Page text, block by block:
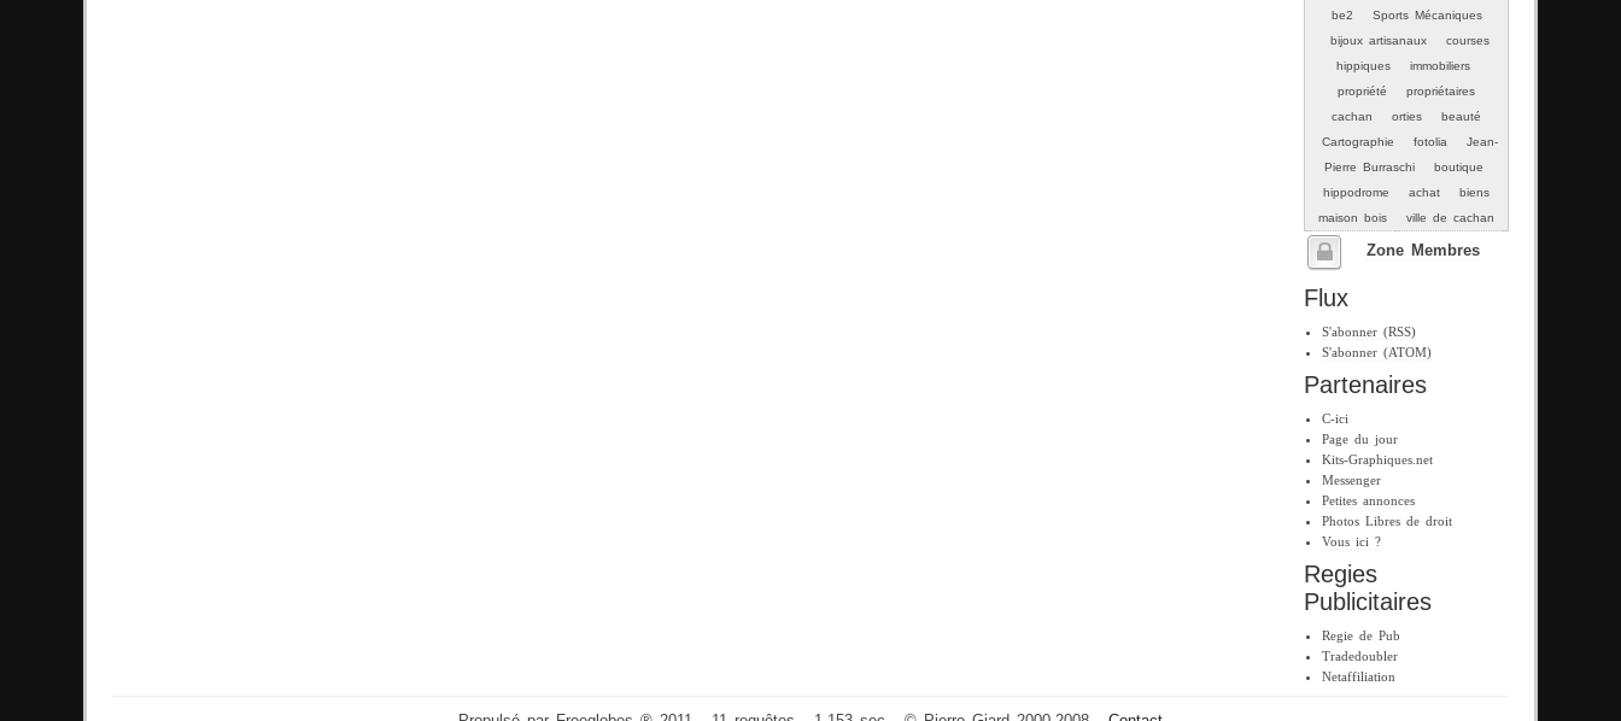
be2
Sports Mécaniques
bijoux artisanaux
courses
hippiques
immobiliers
propriété
propriétaires
cachan
orties
beauté
Cartographie
fotolia
Jean-
Pierre Burraschi
boutique
hippodrome
achat
biens
maison bois
ville de cachan
Zone Membres
Flux
S'abonner (RSS)
S'abonner (ATOM)
Partenaires
C-ici
Page du jour
Kits-Graphiques.net
Messenger
Petites annonces
Photos Libres de droit
Vous ici ?
Regies
Publicitaires
Regie de Pub
Tradedoubler
Netaffiliation